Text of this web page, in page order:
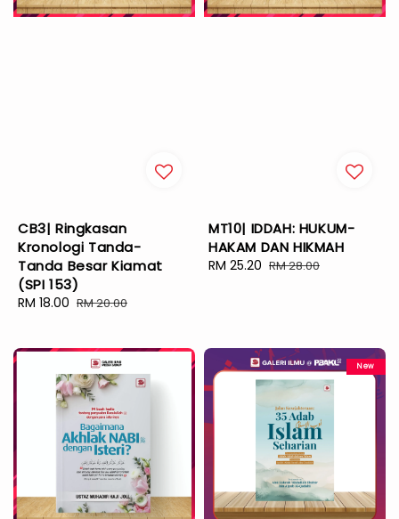
CB3| Ringkasan
Kronologi Tanda-
Tanda Besar Kiamat
(SPI 153)
Sale
RM 18.00 Regular
RM 20.00
MT10| IDDAH: HUKUM-
HAKAM DAN HIKMAH
Sale
RM 25.20 Regular
RM 28.00
New